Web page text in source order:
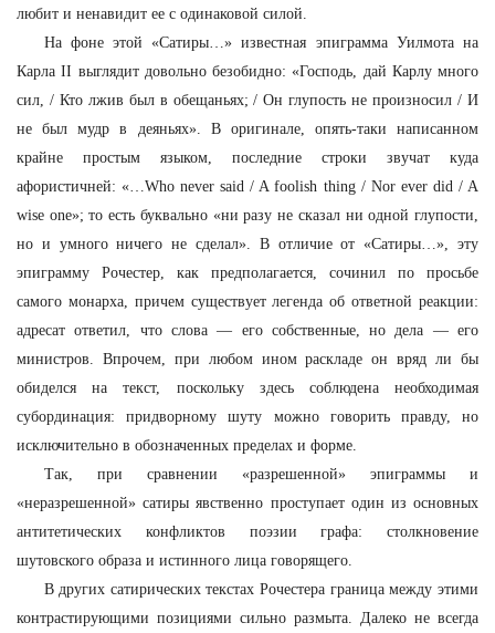
любит и ненавидит ее с одинаковой силой.
На фоне этой «Сатиры…» известная эпиграмма Уилмота на
Карла II выглядит довольно безобидно: «Господь, дай Карлу много
сил, / Кто лжив был в обещаньях; / Он глупость не произносил / И
не был мудр в деяньях». В оригинале, опять-таки написанном
крайне простым языком, последние строки звучат куда
афористичней: «…Who never said / A foolish thing / Nor ever did / A
wise one»; то есть буквально «ни разу не сказал ни одной глупости,
но и умного ничего не сделал». В отличие от «Сатиры…», эту
эпиграмму Рочестер, как предполагается, сочинил по просьбе
самого монарха, причем существует легенда об ответной реакции:
адресат ответил, что слова — его собственные, но дела — его
министров. Впрочем, при любом ином раскладе он вряд ли бы
обиделся на текст, поскольку здесь соблюдена необходимая
субординация: придворному шуту можно говорить правду, но
исключительно в обозначенных пределах и форме.
Так, при сравнении «разрешенной» эпиграммы и
«неразрешенной» сатиры явственно проступает один из основных
антитетических конфликтов поэзии графа: столкновение
шутовского образа и истинного лица говорящего.
В других сатирических текстах Рочестера граница между этими
контрастирующими позициями сильно размыта. Далеко не всегда